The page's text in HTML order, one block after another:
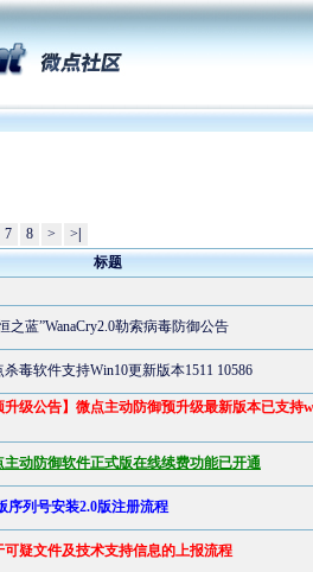
7 8 > >
标题
之蓝”WanaCry2.0勒索病毒防御公告
杀毒软件支持Win10更新版本1511 10586
升级公告】微点主动防御预升级最新版本已支持
主动防御软件正式版在线续费功能已开通
序列号安装2.0版注册流程
可疑文件及技术支持信息的上报流程